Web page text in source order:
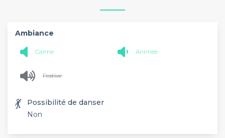
Ambiance
Calme Animée
Festive
💃
Possibilité de danser
Non